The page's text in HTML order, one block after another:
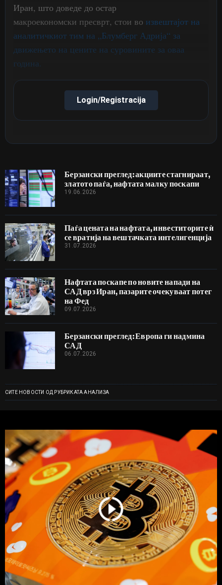
Иран, што доведе до остар
макроекономски пресврт, стои во извештајот на
аналитичкиот тим на „Блумберг Адрија“ за
движењето на цените на суровините за оваа
година.
Login/Registracija
Берзански преглед: акциите стагнираат,
златото паѓа, нафтата малку поскапи
19.06.2026
Паѓа цената на нафтата, инвеститорите ѝ
се вратија на вештачката интелигенција
31.07.2026
Нафтата поскапе по новите напади на
САД врз Иран, пазарите очекуваат потег
на Фед
09.07.2026
Берзански преглед: Европа ги надмина
САД
06.07.2026
СИТЕ НОВОСТИ ОД РУБРИКАТА АНАЛИЗА